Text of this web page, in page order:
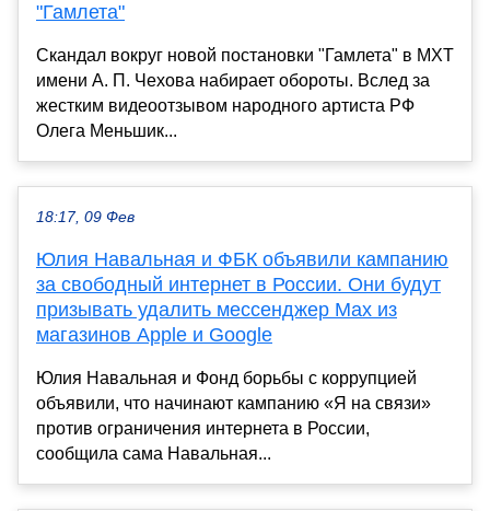
"Гамлета"
Скандал вокруг новой постановки "Гамлета" в МХТ
имени А. П. Чехова набирает обороты. Вслед за
жестким видеоотзывом народного артиста РФ
Олега Меньшик...
18:17, 09 Фев
Юлия Навальная и ФБК объявили кампанию
за свободный интернет в России. Они будут
призывать удалить мессенджер Max из
магазинов Apple и Google
Юлия Навальная и Фонд борьбы с коррупцией
объявили, что начинают кампанию «Я на связи»
против ограничения интернета в России,
сообщила сама Навальная...